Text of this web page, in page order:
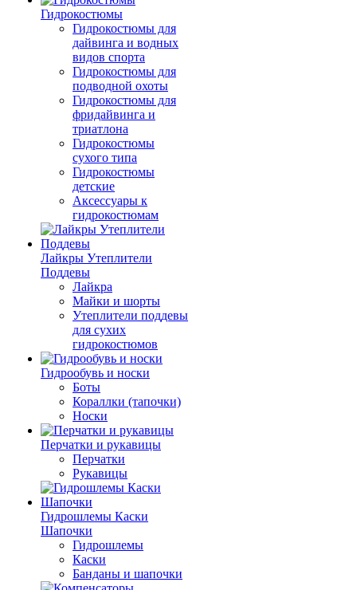
Гидрокостюмы
Гидрокостюмы для
дайвинга и водных
видов спорта
Гидрокостюмы для
подводной охоты
Гидрокостюмы для
фридайвинга и
триатлона
Гидрокостюмы
сухого типа
Гидрокостюмы
детские
Аксессуары к
гидрокостюмам
Лайкры Утеплители
Поддевы
Лайкра
Майки и шорты
Утеплители поддевы
для сухих
гидрокостюмов
Гидрообувь и носки
Боты
Кораллки (тапочки)
Носки
Перчатки и рукавицы
Перчатки
Рукавицы
Гидрошлемы Каски
Шапочки
Гидрошлемы
Каски
Банданы и шапочки